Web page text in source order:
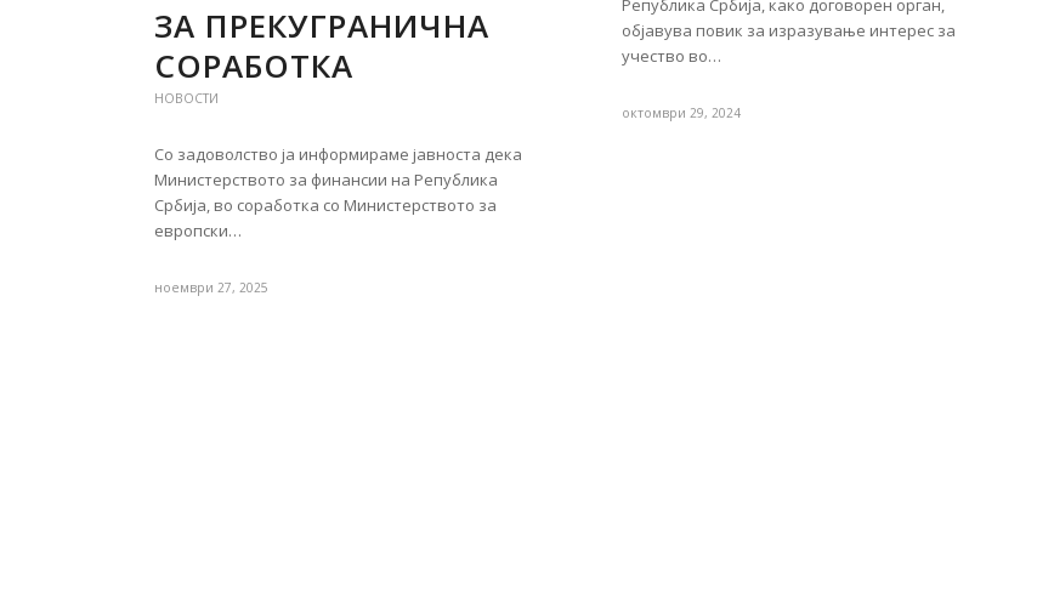
ЗА ПРЕКУГРАНИЧНА
СОРАБОТКА
НОВОСТИ
Со задоволство ја информираме јавноста дека
Министерството за финансии на Република
Србија, во соработка со Министерството за
европски…
ноември 27, 2025
Република Србија, како договорен орган,
објавува повик за изразување интерес за
учество во…
октомври 29, 2024